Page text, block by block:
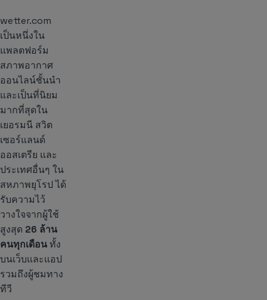
wetter.com
เป็นหนึ่งใน
แพลตฟอร์ม
สภาพอากาศ
ออนไลน์ชั้นนำ
และเป็นที่นิยม
มากที่สุดใน
เยอรมนี สวิต
เซอร์แลนด์
ออสเตรีย และ
ประเทศอื่นๆ ใน
สหภาพยุโรป ได้
รับความไว้
วางใจจากผู้ใช้
สูงสุด 26 ล้าน
คนทุกเดือนทั้ง
บนเว็บและแอป
รวมถึงผู้ชมทาง
ทีวี